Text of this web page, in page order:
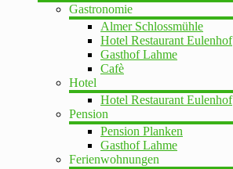
Gastronomie
Almer Schlossmühle
Hotel Restaurant Eulenhof
Gasthof Lahme
Cafè
Hotel
Hotel Restaurant Eulenhof
Pension
Pension Planken
Gasthof Lahme
Ferienwohnungen